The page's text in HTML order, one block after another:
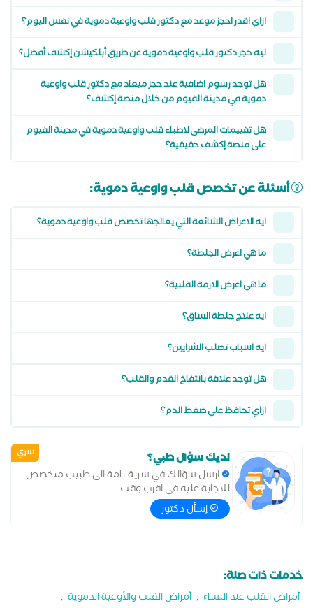
ازاي اقدر احجز موعد مع دكتور قلب واوعية دموية في نفس اليوم؟
ليه حجز دكتور قلب واوعية دموية عن طريق أبلكيشن إكشف أفضل؟
هل توجد رسوم اضافية عند حجز ميعاد مع دكتور قلب واوعية
دموية في مدينة الفيوم من خلال منصة إكشف؟
هل تقييمات المرضى لاطباء قلب واوعية دموية في مدينة الفيوم
على منصة إكشف حقيقية؟
أسئلة عن تخصص قلب واوعية دموية:
ايه الاعراض الشائعة التي يعالجها تخصص قلب واوعية دموية؟
ما هي اعرض الجلطة؟
ما هي اعرض الازمة القلبية؟
ايه علاج جلطة الساق؟
ايه اسباب تصلب الشرايين؟
هل توجد علاقة بانتفاخ القدم والقلب؟
ازاي تحافظ علي ضغط الدم؟
سري لديك سؤال طبي؟
ارسل سؤالك في سرية تامة الى طبيب متخصص
للاجابة عليه في اقرب وقت
إسأل دكتور
خدمات ذات صلة:
أمراض القلب عند النساﺀ , أمراض القلب والأوعية الدموية ,